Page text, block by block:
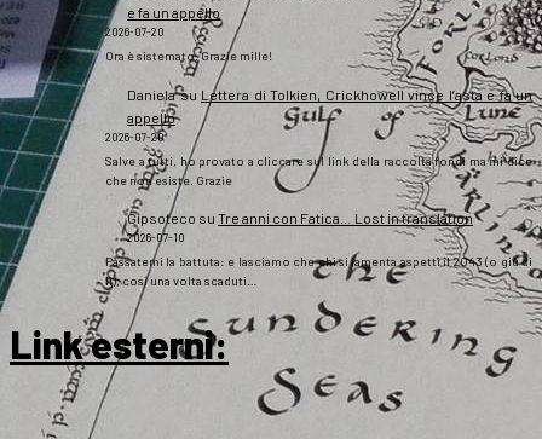
e fa un appello
2026-07-20
Ora è sistemato. Grazie mille!
Danielasu Lettera di Tolkien, Crickhowell vince l’asta e fa un
appello
2026-07-20
Salve a tutti, ho provato a cliccare sul link della raccolta fondi ma mi dice
che non esiste. Grazie
Gipsoteco su Tre anni con Fatica… Lost in translation
2026-07-10
Passatemi la battuta: e lasciamo che chi si lamenta aspetti il 2043 (o giù di
lì), così una volta scaduti…
Link esterni: